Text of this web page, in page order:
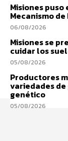
Misiones
Mecanismo
06/08/2026
Misiones se
cuidar los
05/08/2026
Productores
variedades
genético
05/08/2026